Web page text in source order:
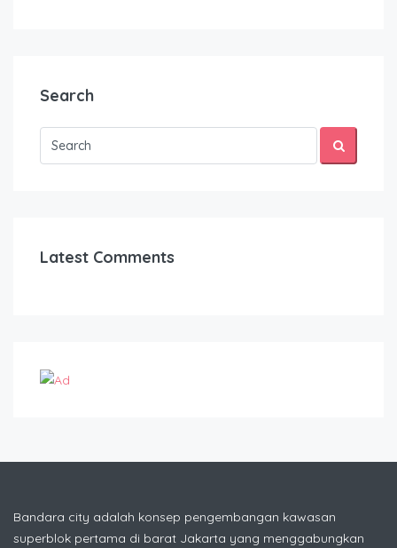
Search
Latest Comments
Bandara city adalah konsep pengembangan kawasan
superblok pertama di barat Jakarta yang menggabungkan